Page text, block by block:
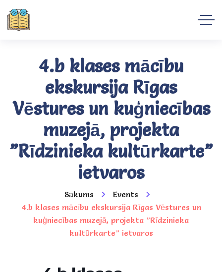
4.b klases mācību
ekskursija Rīgas
Vēstures un kuģniecības
muzejā, projekta
”Rīdzinieka kultūrkarte”
ietvaros
Sākums
Events
4.b klases mācību ekskursija Rīgas Vēstures un
kuģniecības muzejā, projekta ”Rīdzinieka
kultūrkarte” ietvaros